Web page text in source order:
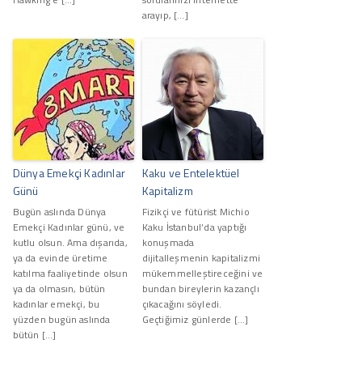
arayıp, […]
Dünya Emekçi Kadınlar
Günü
Bugün aslında Dünya
Emekçi Kadınlar günü, ve
kutlu olsun. Ama dışarıda,
ya da evinde üretime
katılma faaliyetinde olsun
ya da olmasın, bütün
kadınlar emekçi, bu
yüzden bugün aslında
bütün […]
Kaku ve Entelektüel
Kapitalizm
Fizikçi ve fütürist Michio
Kaku İstanbul’da yaptığı
konuşmada
dijitalleşmenin kapitalizmi
mükemmelleştireceğini ve
bundan bireylerin kazançlı
çıkacağını söyledi.
Geçtiğimiz günlerde […]